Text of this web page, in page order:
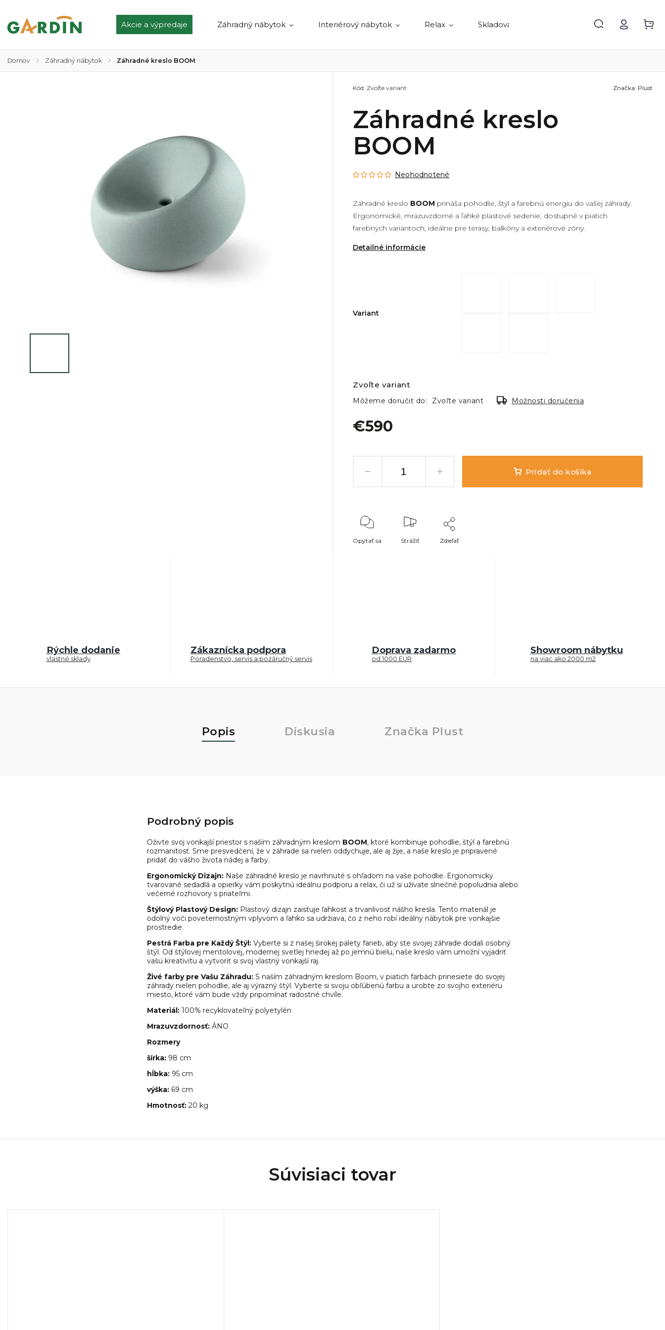
Akcie a výpredaje Záhradný nábytok Interiérový nábytok Relax Skladovanie Predávané
Domov / Záhradný nábytok / Záhradné kreslo BOOM
Záhradné kreslo
BOOM
Kód: Zvoľte variant
Neohodnotené
Záhradné kreslo BOOM prináša pohodlie, štýl a farebnú energiu do vašej záhrady.
Ergonomické, mrazuvzdorné a ľahké plastové sedenie, dostupné v piatich
farebných variantoch, ideálne pre terasy, balkóny a exteriérové zóny.
Detailné informácie
Značka: Plust
Variant
€590
Zvoľte variant
Môžeme doručiť do: Zvoľte variant Možnosti doručenia
Pridať do košíka
Opýtať sa Strážiť Zdieľať
Rýchle dodanie
vlastné sklady
Zákaznícka podpora
Poradenstvo, servis a pozáručný servis
Doprava zadarmo
od 1000 EUR
Showroom nábytku
na viac ako 2000 m2
Popis Diskusia Značka Plust
Podrobný popis
Oživte svoj vonkajší priestor s naším záhradným kreslom BOOM, ktoré kombinuje pohodlie, štýl a farebnú
rozmanitosť. Sme presvedčení, že v záhrade sa nielen oddychuje, ale aj žije, a naše kreslo je pripravené
pridať do vášho života nádej a farby.
Ergonomický Dizajn: Naše záhradné kreslo je navrhnuté s ohľadom na vaše pohodlie. Ergonomicky
tvarované sedadlá a opierky vám poskytnú ideálnu podporu a relax, či už si užívate slnečné popoludnia alebo
večerné rozhovory s priateľmi.
Štýlový Plastový Design: Plastový dizajn zaisťuje ľahkosť a trvanlivosť nášho kresla. Tento materiál je
odolný voči poveternostným vplyvom a ľahko sa udržiava, čo z neho robí ideálny nábytok pre vonkajšie
prostredie.
Pestrá Farba pre Každý Štýl: Vyberte si z našej širokej palety farieb, aby ste svojej záhrade dodali osobný
štýl. Od štýlovej mentolovej, modernej svetlej hnedej až po jemnú bielu, naše kreslo vám umožní vyjadriť
vašu kreativitu a vytvoriť si svoj vlastný vonkajší raj.
Živé farby pre Vašu Záhradu: S naším záhradným kreslom Boom, v piatich farbách prinesiete do svojej
záhrady nielen pohodlie, ale aj výrazný štýl. Vyberte si svoju obľúbenú farbu a urobte zo svojho exteriéru
miesto, ktoré vám bude vždy pripomínať radostné chvíle.
Materiál: 100% recyklovateľný polyetylén
Mrazuvzdornosť: ÁNO
Rozmery
šírka: 98 cm
hĺbka: 95 cm
výška: 69 cm
Hmotnosť: 20 kg
Súvisiaci tovar